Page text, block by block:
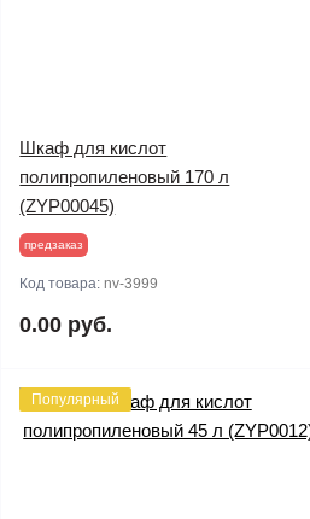
Шкаф для кислот
полипропиленовый 170 л
(ZYP00045)
предзаказ
Код товара:nv-3999
0.00 руб.
Популярный